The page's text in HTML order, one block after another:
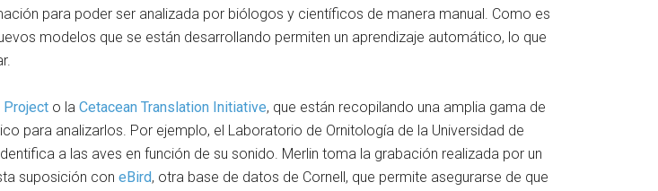
para poder ser analizada por biólogos y científicos de manera manual. Como es
modelos que se están desarrollando permiten un aprendizaje automático, lo que
Project o la Cetacean Translation Initiative, que están recopilando una amplia gama de
para analizarlos. Por ejemplo, el Laboratorio de Ornitología de la Universidad de
a las aves en función de su sonido. Merlin toma la grabación realizada por un
suposición con eBird, otra base de datos de Cornell, que permite asegurarse de que